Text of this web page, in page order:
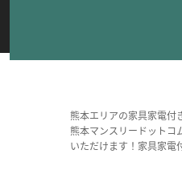
熊本エリアの家具家電付
熊本マンスリードットコ
いただけます！家具家電